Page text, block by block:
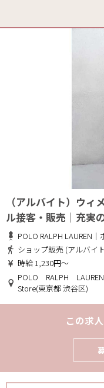
（アルバイト）ウ
ル接客・販売｜充実
POLO RALPH LAUREN
ショップ販売 (アルバイ
時給 1,230円～
POLO RALPH
Store(東京都 渋谷区)
この求